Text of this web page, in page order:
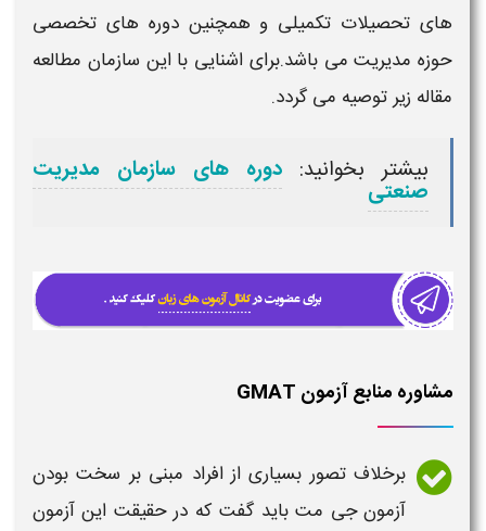
های تحصیلات تکمیلی و همچنین دوره های تخصصی
حوزه مدیریت می باشد.برای اشنایی با این سازمان مطالعه
مقاله زیر توصیه می گردد.
بیشتر بخوانید: دوره های سازمان مدیریت
صنعتی
مشاوره منابع آزمون GMAT
برخلاف تصور بسیاری از افراد مبنی بر سخت بودن
آزمون جی متباید گفت که در حقیقت این آزمون